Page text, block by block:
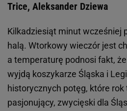
Trice, Aleksander Dziewa
Kilkadziesiąt minut wcześniej
halą. Wtorkowy wieczór jest
a temperaturę podnosi fakt,
wyjdą koszykarze Śląska i
historycznych potęg, które rok
pasjonujący, zwycięski dla